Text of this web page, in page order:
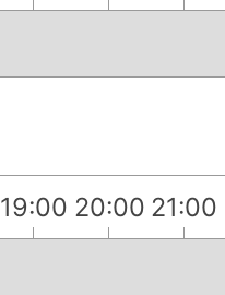
19:00 20:00 21:00